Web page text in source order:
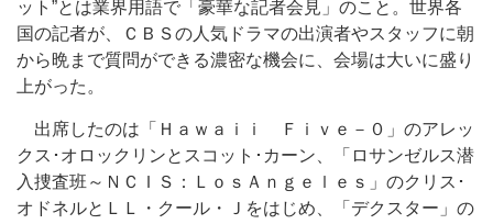
ット”とは業界用語で「豪華な記者会見」のこと。世界各
国の記者が、ＣＢＳの人気ドラマの出演者やスタッフに朝
から晩まで質問ができる濃密な機会に、会場は大いに盛り
上がった。
出席したのは「Ｈａｗａｉｉ Ｆｉｖｅ－０」のアレッ
クス･オロックリンとスコット･カーン、「ロサンゼルス潜
入捜査班～ＮＣＩＳ：ＬｏｓＡｎｇｅｌｅｓ」のクリス･
オドネルとＬＬ・クール・Ｊをはじめ、「デクスター」の